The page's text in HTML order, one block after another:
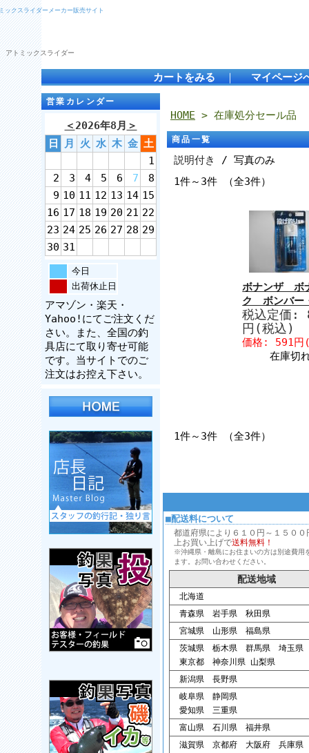
ックスライダーメーカー販売サイト
トミックスライダー
カートをみる ｜ マイページ
営業カレンダー
＜2026年8月 ＞
日
月 火 水 木 金 土
1
2
3 4 5 6 7
8
9 10 11 12 13 14 15
16 17 18 19 20 21 22
23 24 25 26 27 28 29
30 31
今日
出荷休止日
アマゾン・楽天・
Yahoo!にてご注文くだ
さい。また、全国の釣
具店にて取り寄せ可能
です。当サイトでのご
注文はお控え下さい。
HOME > 在庫処分セール品
商品一覧
説明付き
/ 写真のみ
1件～3件 （全3件）
ボナンザ ボ
ク ボンバー
税込定価:
円(税込)
価格: 591円
在庫切
1件～3件 （全3件）
■配送料について
都道府県により６１０円～１５０
上お買い上げで送料無料！
※沖縄県・離島にお住まいの方は別途費用
ます。お問い合わせください。
配送地域
北海道
青森県 岩手県 秋田県
宮城県 山形県 福島県
茨城県 栃木県 群馬県 埼玉県
東京都 神奈川県 山梨県
新潟県 長野県
岐阜県 静岡県
愛知県 三重県
富山県 石川県 福井県
滋賀県 京都府 大阪府 兵庫県